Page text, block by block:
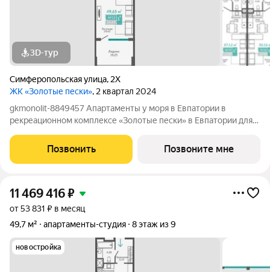
3D-тур
Симферопольская улица, 2Х
ЖК «Золотые пески», 2 квартал 2024
gkmonolit-8849457 Апартаменты у моря в Евпатории в
рекреационном комплексе «Золотые пески» в Евпатории для
ОГРАНИЧЕНО! Ввод в эксплуатацию - II кв. 2027 О
КОМПЛЕКСЕ. Комплекс апартаментов «Золотые пески» -
Позвонить Позвоните мне
11 469 416₽
от 53 831 ₽ в месяц
49,7 м²
апартаменты-студия 8 этаж из 9
новостройка